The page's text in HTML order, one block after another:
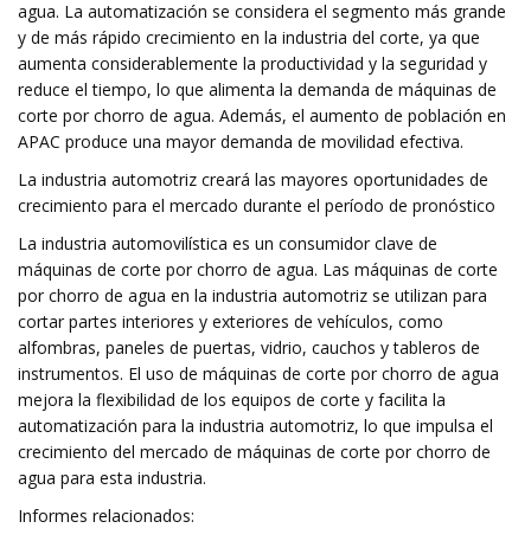
agua. La automatización se considera el segmento más grande
y de más rápido crecimiento en la industria del corte, ya que
aumenta considerablemente la productividad y la seguridad y
reduce el tiempo, lo que alimenta la demanda de máquinas de
corte por chorro de agua. Además, el aumento de población en
APAC produce una mayor demanda de movilidad efectiva.
La industria automotriz creará las mayores oportunidades de
crecimiento para el mercado durante el período de pronóstico
La industria automovilística es un consumidor clave de
máquinas de corte por chorro de agua. Las máquinas de corte
por chorro de agua en la industria automotriz se utilizan para
cortar partes interiores y exteriores de vehículos, como
alfombras, paneles de puertas, vidrio, cauchos y tableros de
instrumentos. El uso de máquinas de corte por chorro de agua
mejora la flexibilidad de los equipos de corte y facilita la
automatización para la industria automotriz, lo que impulsa el
crecimiento del mercado de máquinas de corte por chorro de
agua para esta industria.
Informes relacionados: